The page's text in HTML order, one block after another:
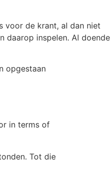
voor de krant, al dan niet
daarop inspelen. Al doende
opgestaan
in terms of
Tot die